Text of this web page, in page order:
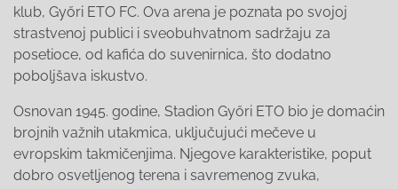
klub, Győri ETO FC. Ova arena je poznata po svojoj
strastvenoj publici i sveobuhvatnom sadržaju za
posetioce, od kafića do suvenirnica, što dodatno
poboljšava iskustvo.
Osnovan 1945. godine, Stadion Győri ETO bio je domaćin
brojnih važnih utakmica, uključujući mečeve u
evropskim takmičenjima. Njegove karakteristike, poput
dobro osvetljenog terena i savremenog zvuka,